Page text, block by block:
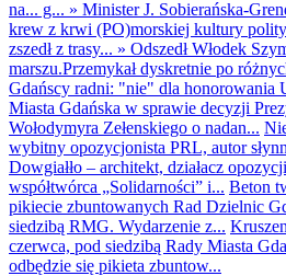
na... g... » Minister J. Sobierańska-
krew z krwi (PO)morskiej kultury
zszedł z trasy... » Odszedł Włodek
marszu.Przemykał dyskretnie po
Gdańscy radni: "nie" dla honorowania
Miasta Gdańska w sprawie decyzji
Wołodymyra Zełenskiego o nadan...
wybitny opozycjonista PRL, autor
Dowgiałło – architekt, działacz
współtwórca „Solidarności” i... Beton
pikiecie zbuntowanych Rad Dzielnic
siedzibą RMG. Wydarzenie z...
czerwca, pod siedzibą Rady Miasta
odbędzie się pikieta zbuntow...